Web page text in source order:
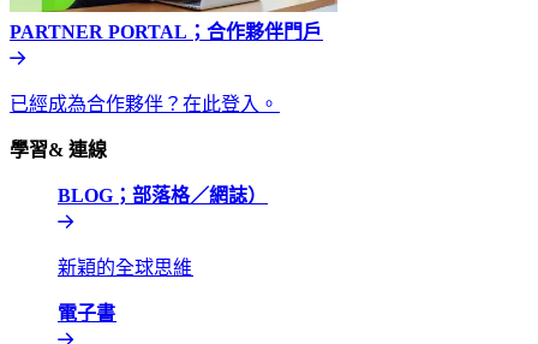
PARTNER PORTAL；合作夥伴門戶​​
已經成為合作夥伴？在此登入。​​
學習& 連線​​
BLOG；部落格／網誌）​​
新穎的全球思維​​
電子書​​